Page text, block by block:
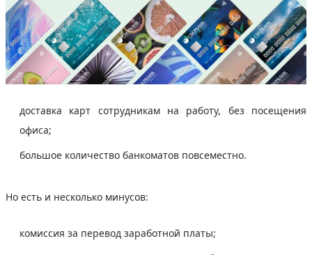
доставка карт сотрудникам на работу, без посещения
офиса;
большое количество банкоматов повсеместно.
Но есть и несколько минусов:
комиссия за перевод заработной платы;